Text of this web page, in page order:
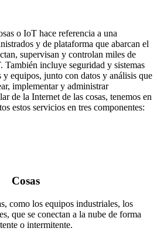
o IoT hace referencia a una
y de plataforma que abarcan el
supervisan y controlan miles de
También incluye seguridad y sistemas
equipos, junto con datos y análisis que
implementar y administrar
de la Internet de las cosas, tenemos en
estos servicios en tres componentes:
Cosas
como los equipos industriales, los
que se conectan a la nube de forma
o intermitente.